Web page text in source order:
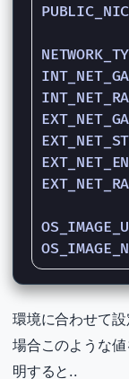
環境に合わせて
場合このような
明すると..